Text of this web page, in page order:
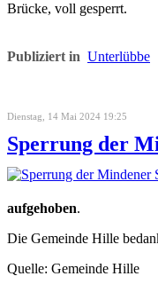
Brücke, voll gesperrt.
Publiziert in Unterlübbe
Dienstag, 14 Mai 2024 19:25
Sperrung der
aufgehoben.
Die Gemeinde Hille
Quelle: Gemeinde Hille